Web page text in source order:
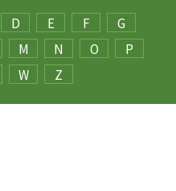
D E F
G
M N O
P
W Z